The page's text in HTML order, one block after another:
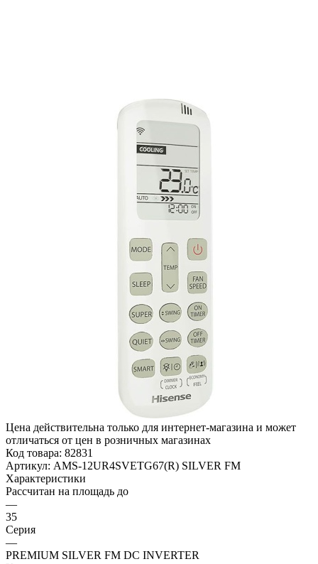
Цена действительна только для интернет-магазина и может
отличаться от цен в розничных магазинах
Код товара: 82831
Артикул: AMS-12UR4SVETG67(R) SILVER FM
Характеристики
Рассчитан на площадь до
—
35
Серия
—
PREMIUM SILVER FM DC INVERTER